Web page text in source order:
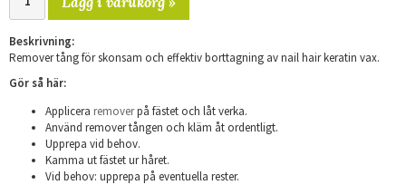
Beskrivning:
Remover tång för skonsam och effektiv borttagning av nail hair keratin vax.
Gör så här:
Applicera removerpå fästet och låt verka.
Använd remover tången och kläm åt ordentligt.
Upprepa vid behov.
Kamma ut fästet ur håret.
Vid behov: upprepa på eventuella rester.